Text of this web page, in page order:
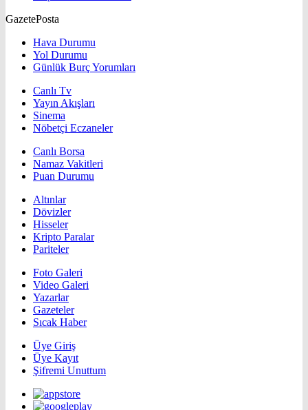
GazetePosta
Hava Durumu
Yol Durumu
Günlük Burç Yorumları
Canlı Tv
Yayın Akışları
Sinema
Nöbetçi Eczaneler
Canlı Borsa
Namaz Vakitleri
Puan Durumu
Altınlar
Dövizler
Hisseler
Kripto Paralar
Pariteler
Foto Galeri
Video Galeri
Yazarlar
Gazeteler
Sıcak Haber
Üye Giriş
Üye Kayıt
Şifremi Unuttum